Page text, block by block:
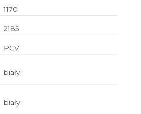
1170
2185
PCV
biały
biały